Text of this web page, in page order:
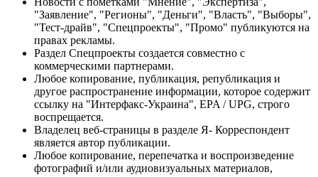
"Заявление", "Регионы", "Деньги", "Власть", "Выборы",
"Тест-драйв", "Спецпроекты", "Промо" публикуются на
правах рекламы.
Раздел Спецпроекты создается совместно с
коммерческими партнерами.
Любое копирование, публикация, републикация и
другое распространение информации, которое содержит
ссылку на "Интерфакс-Украина", EPA / UPG, строго
воспрещается.
Владелец веб-страницы в разделе Я- Корреспондент
является автор публикации.
Любое копирование, перепечатка и воспроизведение
фотографий и/или аудиовизуальных материалов,